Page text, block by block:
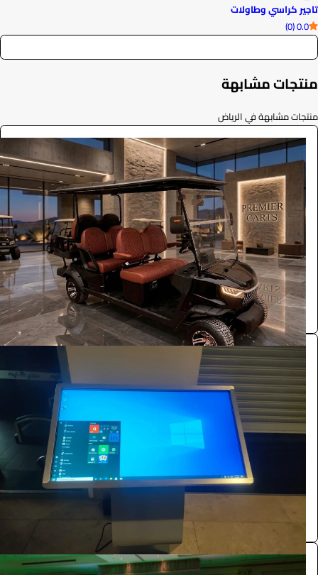
تاجير كراسي وطاولات
0.0 (0)
منتجات مشابهة
منتجات مشابهة في الرياض
ايجار قولف كار فاخرة 2026
الفعاليات والحفلات
0
/ اليوم
الرياض
Premier carts
0.0 (0)
شاشة عرضية نظام وندوز 55 بوصة وندوز لمس
الفعاليات والحفلات
528
/ اليوم
بازنت لتنظيم المعارض